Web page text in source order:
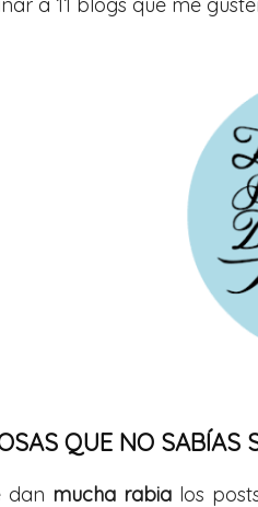
a 11 blogs que me
QUE NO SABÍAS
dan mucha rabia los